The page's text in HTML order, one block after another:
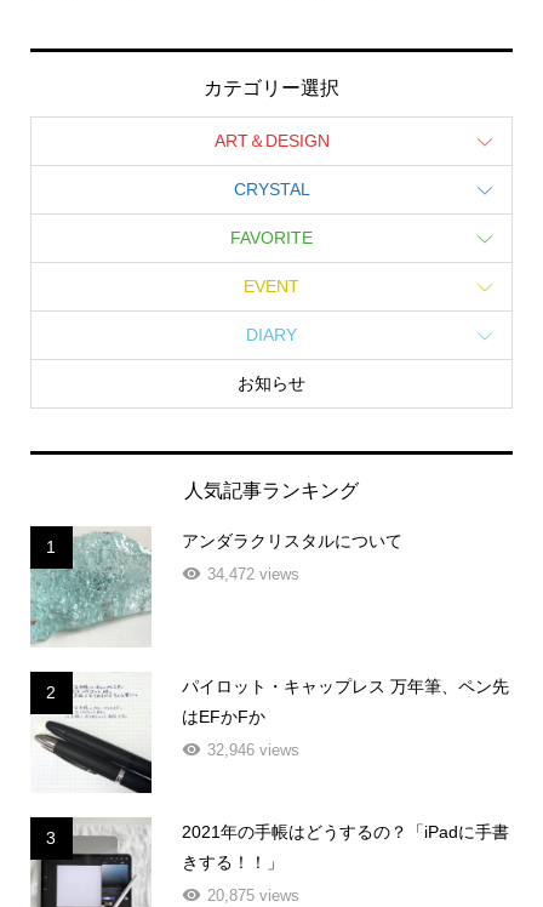
カテゴリー選択
ART＆DESIGN
CRYSTAL
FAVORITE
EVENT
DIARY
お知らせ
人気記事ランキング
1 アンダラクリスタルについて
34,472 views
2
パイロット・キャップレス 万年筆、ペン先
はEFかFか
32,946 views
3
2021年の手帳はどうするの？「iPadに手書
きする！！」
20,875 views